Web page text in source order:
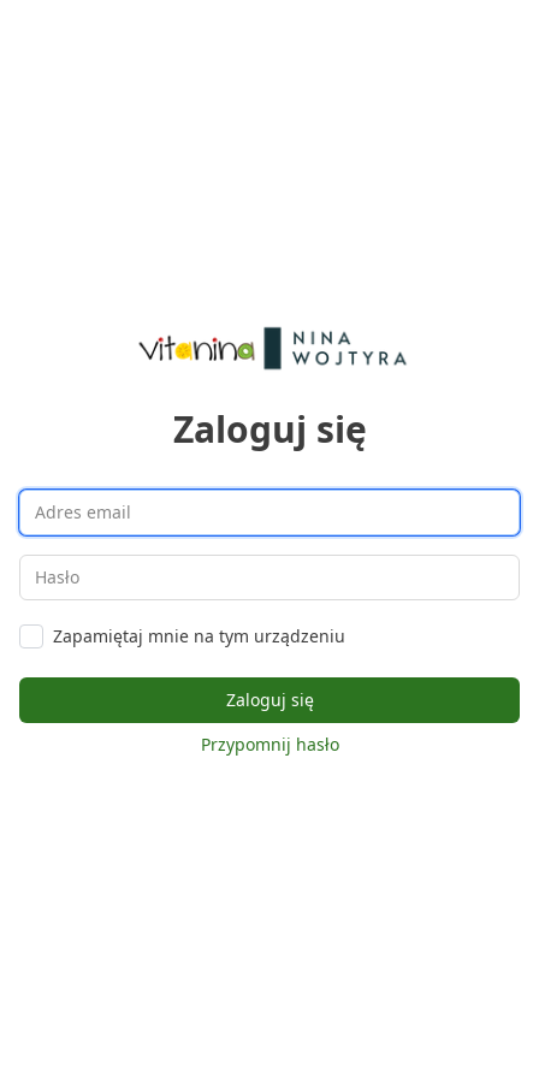
Zaloguj się
Zapamiętaj mnie na tym urządzeniu
Przypomnij hasło